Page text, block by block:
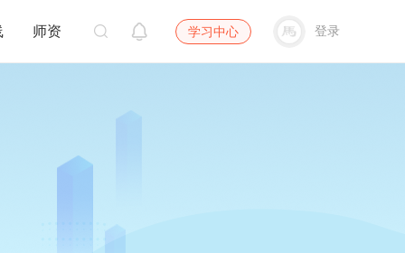
师资 学习中心 登录